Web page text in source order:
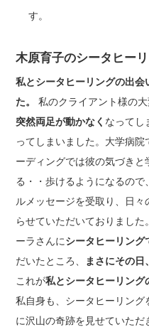
す。
木原育子のシータヒー
私とシータヒーリングの出
た。
私のクライアント様の大
突然両足が動かなく なってし
ってしまいました。大学病院
ーディングでは彼の気づき
る・・歩けるようになるの
ルメッセージを受取り、日
らせていただいておりまし
ーラさんにシータヒーリング
だいたところ、
まさにその
これが私とシータヒーリン
私自身も、シータヒーリン
に沢山の奇跡を見せていた